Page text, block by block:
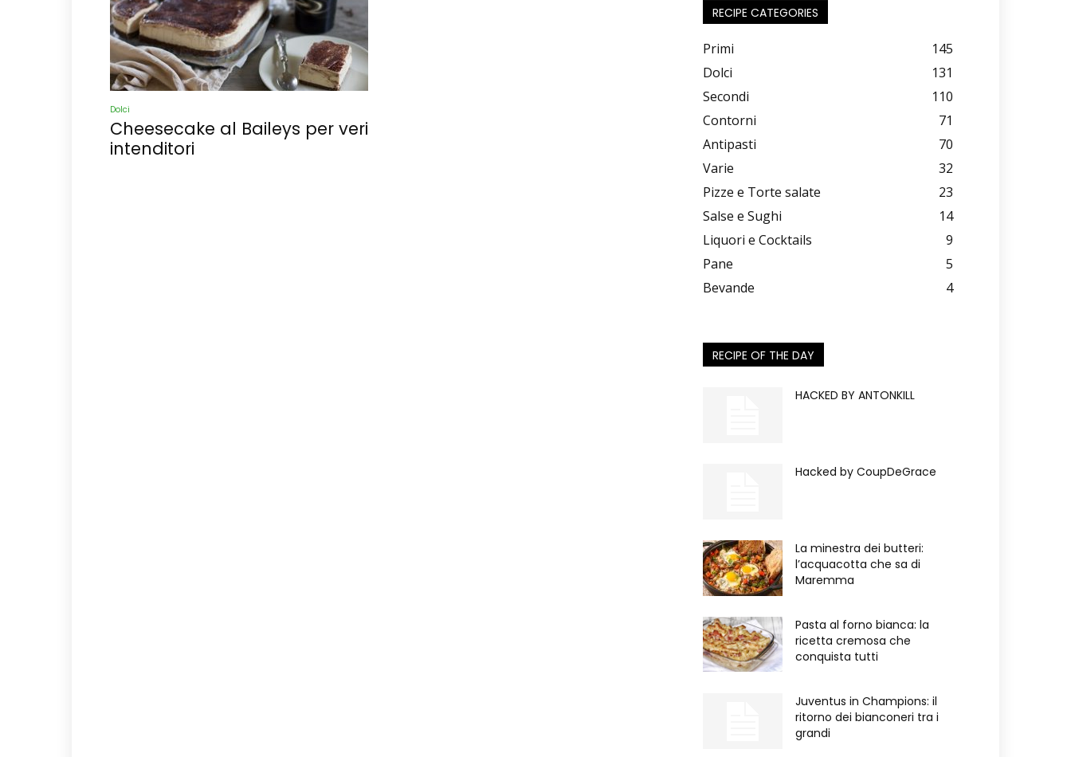
Dolci
Cheesecake al Baileys per veri
intenditori
RECIPE CATEGORIES
Primi
145
Dolci
131
Secondi
110
Contorni
71
Antipasti
70
Varie
32
Pizze e Torte salate
23
Salse e Sughi
14
Liquori e Cocktails
9
Pane
5
Bevande
4
RECIPE OF THE DAY
HACKED BY ANTONKILL
Hacked by CoupDeGrace
La minestra dei butteri:
l’acquacotta che sa di
Maremma
Pasta al forno bianca: la
ricetta cremosa che
conquista tutti
Juventus in Champions: il
ritorno dei bianconeri tra i
grandi